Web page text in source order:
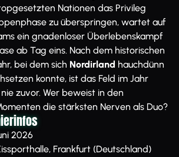
Nationen das Privileg
zu überspringen, wartet auf
ein gnadenloser Überlebenskampf
ab Tag eins. Nach dem historischen
bei dem sich Nordirland hauchdünn
konnte, ist das Feld im Jahr
zuvor. Wer beweist in den
die stärksten Nerven als Duo?
2026
Frankfurt (Deutschland)